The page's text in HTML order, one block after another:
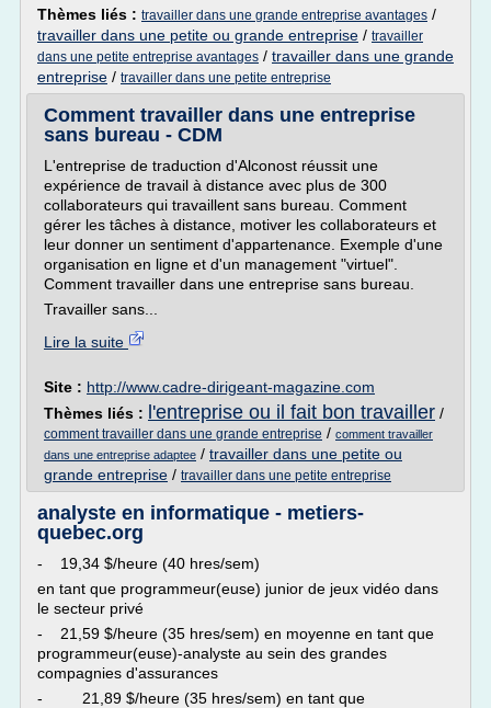
Thèmes liés : travailler dans une grande entreprise avantages /
travailler dans une petite ou grande entreprise / travailler
dans une petite entreprise avantages / travailler dans une grande
entreprise / travailler dans une petite entreprise
Comment travailler dans une entreprise
sans bureau - CDM
L'entreprise de traduction d'Alconost réussit une
expérience de travail à distance avec plus de 300
collaborateurs qui travaillent sans bureau. Comment
gérer les tâches à distance, motiver les collaborateurs et
leur donner un sentiment d'appartenance. Exemple d'une
organisation en ligne et d'un management "virtuel".
Comment travailler dans une entreprise sans bureau.
Travailler sans...
Lire la suite
Site : http://www.cadre-dirigeant-magazine.com
Thèmes liés :
l'entreprise ou il fait bon travailler /
comment travailler dans une grande entreprise / comment travailler
dans une entreprise adaptee / travailler dans une petite ou
grande entreprise / travailler dans une petite entreprise
analyste en informatique - metiers-
quebec.org
- 19,34 $/heure (40 hres/sem)
en tant que programmeur(euse) junior de jeux vidéo dans
le secteur privé
- 21,59 $/heure (35 hres/sem) en moyenne en tant que
programmeur(euse)-analyste au sein des grandes
compagnies d'assurances
- 21,89 $/heure (35 hres/sem) en tant que